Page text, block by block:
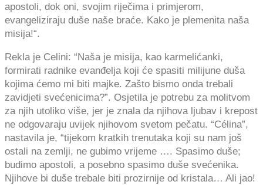
apostoli, dok oni, svojim riječima i primjerom,
evangeliziraju duše naše braće. Kako je plemenita naša
misija!“.
Rekla je Celini: “Naša je misija, kao karmelićanki,
formirati radnike evanđelja koji će spasiti milijune duša
kojima ćemo mi biti majke. Zašto bismo onda trebali
zavidjeti svećenicima?”. Osjetila je potrebu za molitvom
za njih utoliko više, jer je znala da njihova ljubav i krepost
ne odgovaraju uvijek njihovom svetom pečatu. “Célina”,
nastavila je, “tijekom kratkih trenutaka koji su nam još
ostali na zemlji, ne gubimo vrijeme …. Spasimo duše;
budimo apostoli, a posebno spasimo duše svećenika.
Njihove bi duše trebale biti prozirnije od kristala… Ali jao!